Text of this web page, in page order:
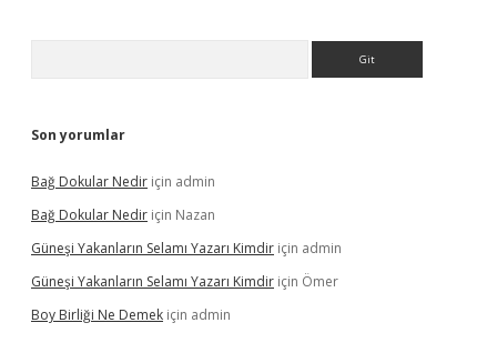
Son yorumlar
Bağ Dokular Nedir için admin
Bağ Dokular Nedir için Nazan
Güneşi Yakanların Selamı Yazarı Kimdir için admin
Güneşi Yakanların Selamı Yazarı Kimdir için Ömer
Boy Birliği Ne Demek için admin